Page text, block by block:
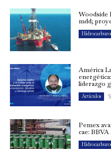
Woodside
mdd;
América
liderazgo
Artículos
Pemex
cae: BBVA